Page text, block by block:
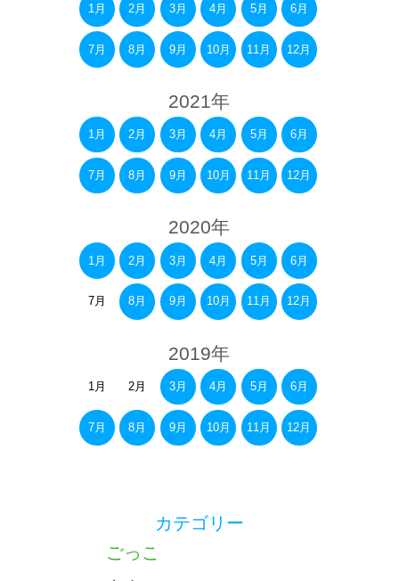
1月 2月 3月 4月 5月 6月
7月 8月 9月 10月 11月 12月
2021年
1月 2月 3月 4月 5月 6月
7月 8月 9月 10月 11月 12月
2020年
1月 2月 3月 4月 5月 6月
7月 8月 9月 10月 11月 12月
2019年
1月 2月 3月 4月 5月 6月
7月 8月 9月 10月 11月 12月
カテゴリー
ごっこ